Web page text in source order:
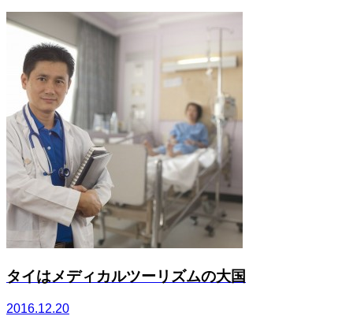
タイはメディカルツーリズムの大国
2016.12.20